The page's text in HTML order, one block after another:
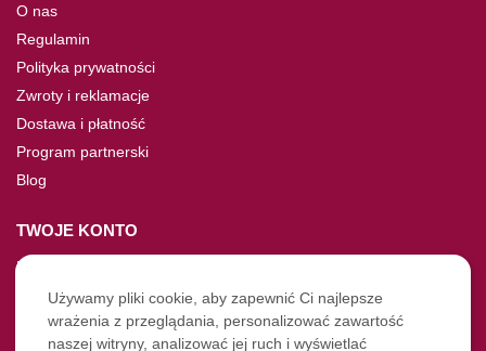
O nas
Regulamin
Polityka prywatności
Zwroty i reklamacje
Dostawa i płatność
Program partnerski
Blog
TWOJE KONTO
Moje konto
Nie pamiętasz hasła?
Twoje zamówienia
Używamy pliki cookie, aby zapewnić Ci najlepsze
wrażenia z przeglądania, personalizować zawartość
naszej witryny, analizować jej ruch i wyświetlać